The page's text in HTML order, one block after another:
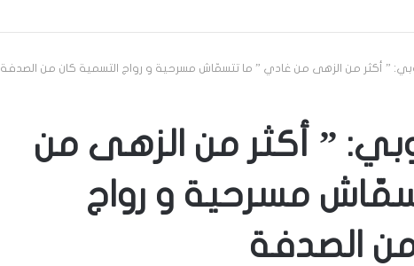
” أكثر من الزهى من غادي ” ما تتسمّاش مسرحية و رواج التسمية كان من الصدفة
” أكثر من الزهى من
مسرحية و رواج
الصدفة